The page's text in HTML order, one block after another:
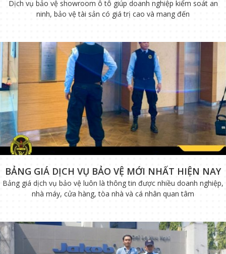
Dịch vụ bảo vệ showroom ô tô giúp doanh nghiệp kiểm soát an
ninh, bảo vệ tài sản có giá trị cao và mang đến
BẢNG GIÁ DỊCH VỤ BẢO VỆ MỚI NHẤT HIỆN NAY
Bảng giá dịch vụ bảo vệ luôn là thông tin được nhiều doanh nghiệp,
nhà máy, cửa hàng, tòa nhà và cá nhân quan tâm